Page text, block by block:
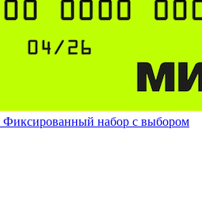
Фиксированный набор с выбором